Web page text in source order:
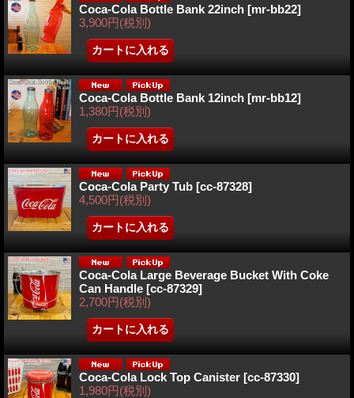
Coca-Cola Bottle Bank 22inch [mr-bb22]
3,900円(税別)
Coca-Cola Bottle Bank 12inch [mr-bb12]
1,380円(税別)
Coca-Cola Party Tub [cc-87328]
4,500円(税別)
Coca-Cola Large Beverage Bucket With Coke
Can Handle [cc-87329]
2,700円(税別)
Coca-Cola Lock Top Canister [cc-87330]
1,980円(税別)